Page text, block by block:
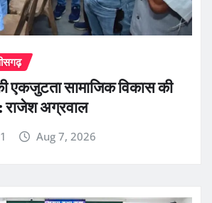
एकजुटता सामाजिक विकास की
राजेश अग्रवाल
Aug 7, 2026